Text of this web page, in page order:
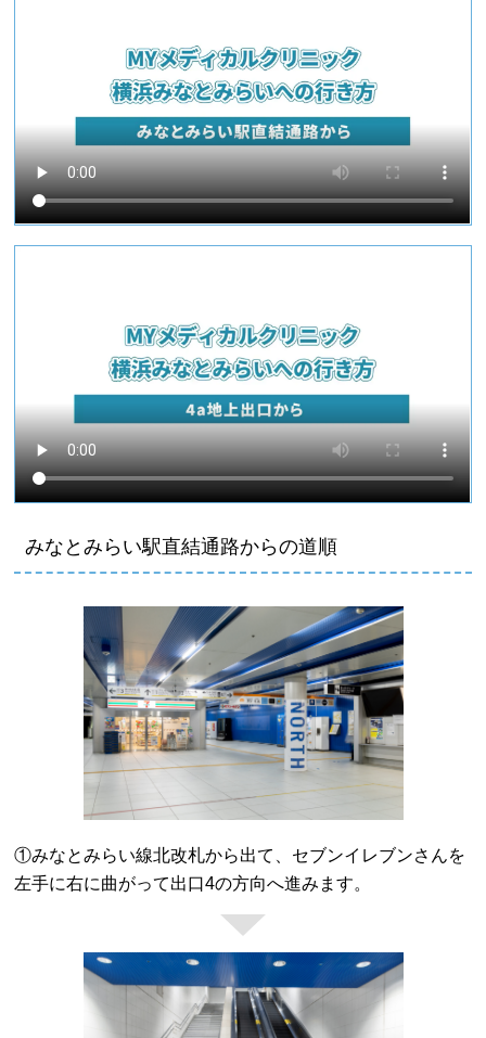
みなとみらい駅直結通路からの道順
①みなとみらい線北改札から出て、セブンイレブンさんを
左手に右に曲がって出口4の方向へ進みます。